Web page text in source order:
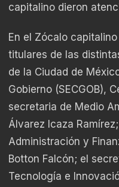
capitalino dieron
En el Zócalo
titulares de las
de la Ciudad de
Gobierno (SECGOB),
secretaria de Medio
Álvarez Icaza
Administración y
Botton Falcón; el
Tecnología e